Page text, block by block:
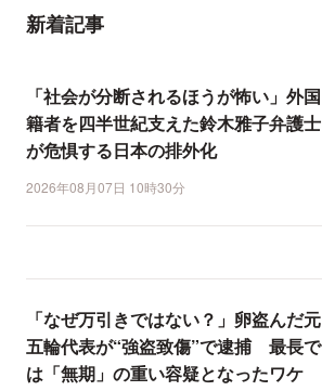
新着記事
「社会が分断されるほうが怖い」外国
籍者を四半世紀支えた鈴木雅子弁護士
が危惧する日本の排外化
2026年08月07日 10時30分
「なぜ万引きではない？」卵盗んだ元
五輪代表が“強盗致傷”で逮捕 最長で
は「無期」の重い容疑となったワケ